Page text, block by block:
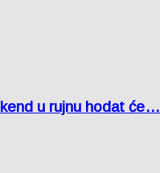
u rujnu hodat će…